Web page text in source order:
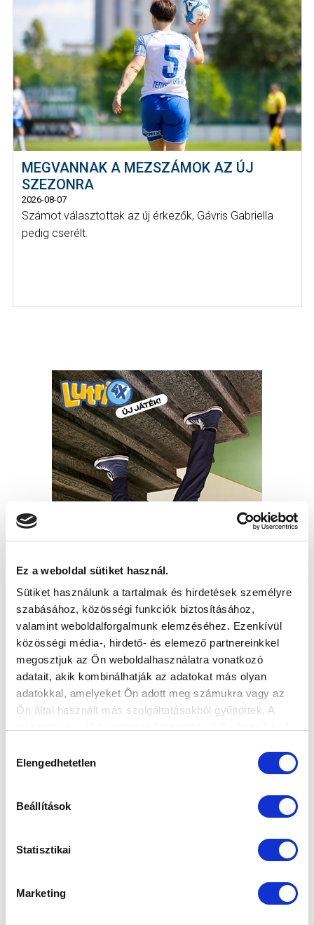
Ez a weboldal sütiket használ.
Sütiket használunk a tartalmak és hirdetések személyre
szabásához, közösségi funkciók biztosításához,
valamint weboldalforgalmunk elemzéséhez. Ezenkívül
közösségi média-, hirdető- és elemező partnereinkkel
megosztjuk az Ön weboldalhasználatra vonatkozó
adatait, akik kombinálhatják az adatokat más olyan
adatokkal, amelyeket Ön adott meg számukra vagy az
Ön által használt más szolgáltatásokból gyűjtöttek. A
kiválasztása
Elengedhetetlen
Beállítások
Statisztikai
Marketing
MEGVANNAK A MEZSZÁMOK AZ ÚJ
SZEZONRA
2026-08-07
Számot választottak az új érkezők, Gávris Gabriella
pedig cserélt.